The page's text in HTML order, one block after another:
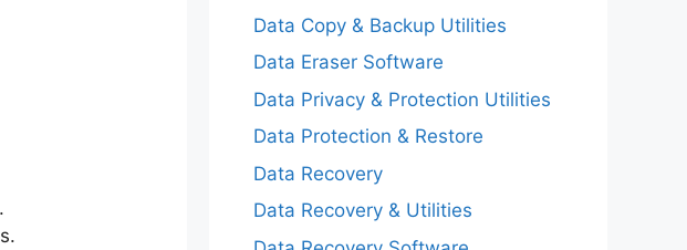
Data Copy & Backup Utilities
Data Eraser Software
Data Privacy & Protection Utilities
Data Protection & Restore
Data Recovery
Data Recovery & Utilities